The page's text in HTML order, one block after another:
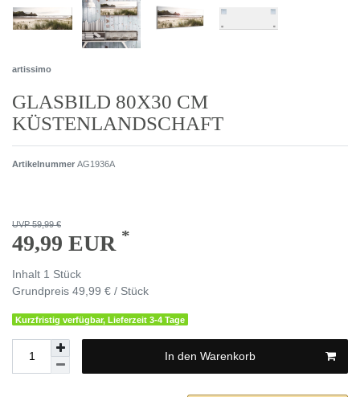
artissimo
GLASBILD 80X30 CM
KÜSTENLANDSCHAFT
Artikelnummer AG1936A
UVP 59,99 €
49,99 EUR *
Inhalt 1 Stück
Grundpreis 49,99 € / Stück
Kurzfristig verfügbar, Lieferzeit 3-4 Tage
In den Warenkorb